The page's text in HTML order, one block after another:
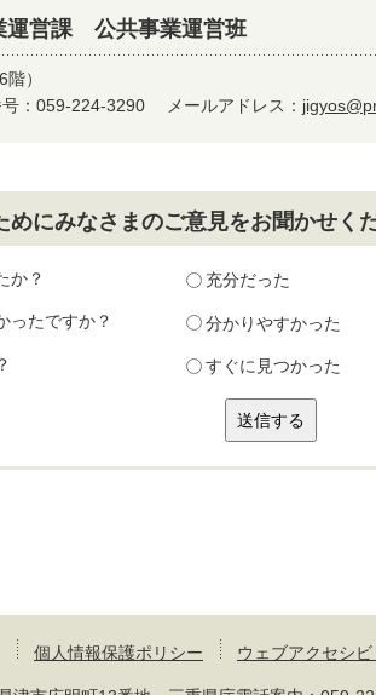
営課 公共事業運営班
）
：059-224-3290
メールアドレス：
にみなさまのご意見をお聞かせく
か？ 充分だった
ったですか？ 分かりやすかった
すぐに見つかった
個人情報保護ポリシー ウェブアクセシビ